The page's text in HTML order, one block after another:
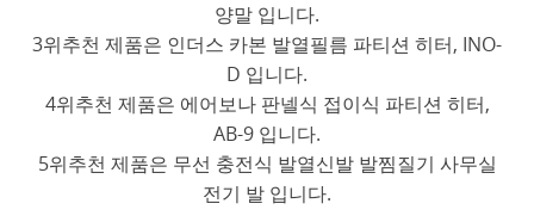
양말 입니다.
3위추천 제품은 인더스 카본 발열필름 파티션 히터, INO-
D 입니다.
4위추천 제품은 에어보나 판넬식 접이식 파티션 히터,
AB-9 입니다.
5위추천 제품은 무선 충전식 발열신발 발찜질기 사무실
전기 발 입니다.